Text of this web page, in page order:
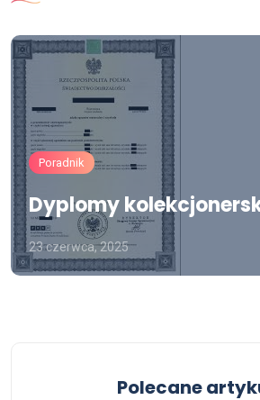
Poradnik
Dyplomy
23 czerwca, 2025
Polecane